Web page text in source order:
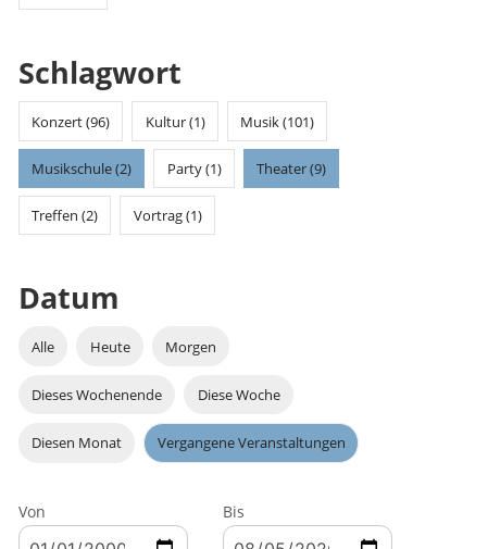
Schlagwort
Konzert (96) Kultur (1) Musik (101)
Musikschule (2) Party (1) Theater (9)
Treffen (2) Vortrag (1)
Datum
Alle Heute Morgen
Dieses Wochenende Diese Woche
Diesen Monat Vergangene Veranstaltungen
Von Bis